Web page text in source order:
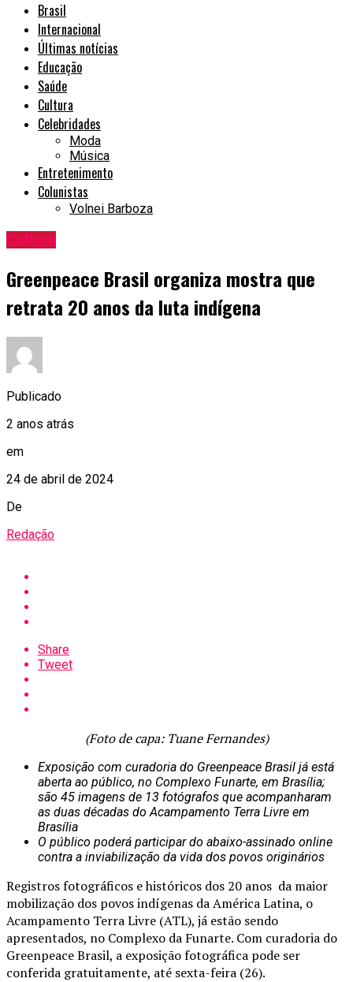
Brasil
Internacional
Últimas notícias
Educação
Saúde
Cultura
Celebridades
Moda
Música
Entretenimento
Colunistas
Volnei Barboza
Cultura
Greenpeace Brasil organiza mostra que
retrata 20 anos da luta indígena
Publicado
2 anos atrás
em
24 de abril de 2024
De
Redação
Share
Tweet
(Foto de capa: Tuane Fernandes)
Exposição com curadoria do Greenpeace Brasil já está
aberta ao público, no Complexo Funarte, em Brasília;
são 45 imagens de 13 fotógrafos que acompanharam
as duas décadas do Acampamento Terra Livre em
Brasília
O público poderá participar do abaixo-assinado online
contra a inviabilização da vida dos povos originários
Registros fotográficos e históricos dos 20 anos da maior
mobilização dos povos indígenas da América Latina, o
Acampamento Terra Livre (ATL), já estão sendo
apresentados, no Complexo da Funarte. Com curadoria do
Greenpeace Brasil, a exposição fotográfica pode ser
conferida gratuitamente, até sexta-feira (26).